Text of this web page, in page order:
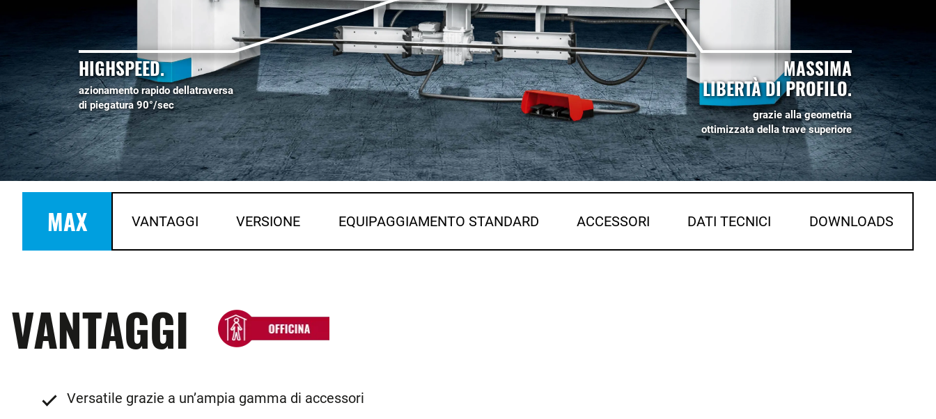
MASSIMA
LIBERTÀ DI PROFILO.
grazie alla geometria
ottimizzata della trave superiore
HIGHSPEED.
azionamento rapido dellatraversa
di piegatura 90°/sec
MAX VANTAGGI VERSIONE EQUIPAGGIAMENTO STANDARD ACCESSORI DATI TECNICI DOWNLOADS
VANTAGGI
Versatile grazie a un’ampia gamma di accessori